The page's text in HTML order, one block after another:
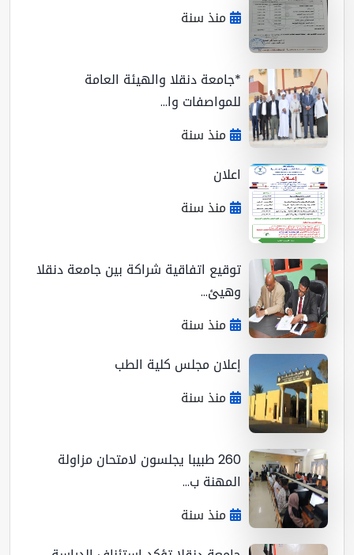
منذ سنة
*جامعة دنقلا والهيئة العامة
للمواصفات وا...
منذ سنة
اعلان
منذ سنة
توقيع اتفاقية شراكة بين جامعة دنقلا
وهيئ...
منذ سنة
إعلان مجلس كلية الطب
منذ سنة
260 طبيبا يجلسون لامتحان مزاولة
المهنة ب...
منذ سنة